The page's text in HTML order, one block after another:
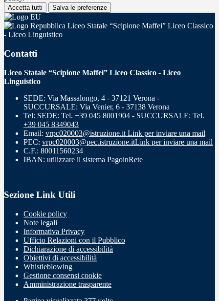
Accetta tutti Salva le preferenze
Liceo Statale “Scipione Maffei” Liceo Classico
- Liceo Linguistico
Contatti
Liceo Statale “Scipione Maffei” Liceo Classico - Liceo
Linguistico
SEDE: Via Massalongo, 4 - 37121 Verona -
SUCCURSALE: Via Venier, 6 - 37138 Verona
Tel: SEDE: Tel. +39 045 8001904 - SUCCURSALE: Tel.
+39 045 8349043
Email: vrpc020003@istruzione.it Link per inviare una mail
PEC: vrpc020003@pec.istruzione.itLink per inviare una mail
C.F.: 80011560234
IBAN: utilizzare il sistema PagoinRete
Sezione Link Utili
Cookie policy
Note legali
Informativa Privacy
Ufficio Relazioni con il Pubblico
Dichiarazione di accessibilità
Obiettivi di accessibilità
Whistleblowing
Gestione consensi cookie
Amministrazione trasparente